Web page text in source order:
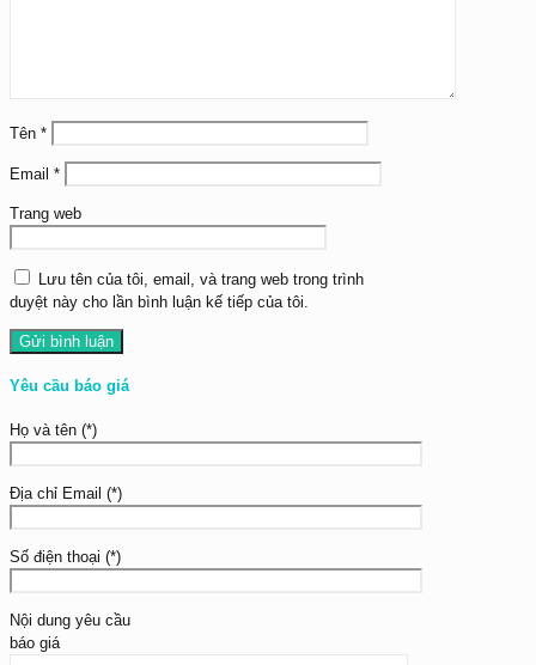
Tên *
Email *
Trang web
Lưu tên của tôi, email, và trang web trong trình
duyệt này cho lần bình luận kế tiếp của tôi.
Yêu cầu báo giá
Họ và tên (*)
Địa chỉ Email (*)
Số điện thoại (*)
Nội dung yêu cầu
báo giá